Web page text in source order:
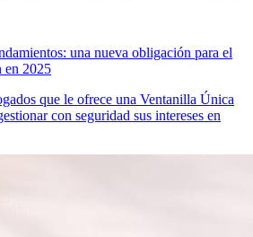
una nueva obligación para el
en 2025
que le ofrece una Ventanilla Única
con seguridad sus intereses en